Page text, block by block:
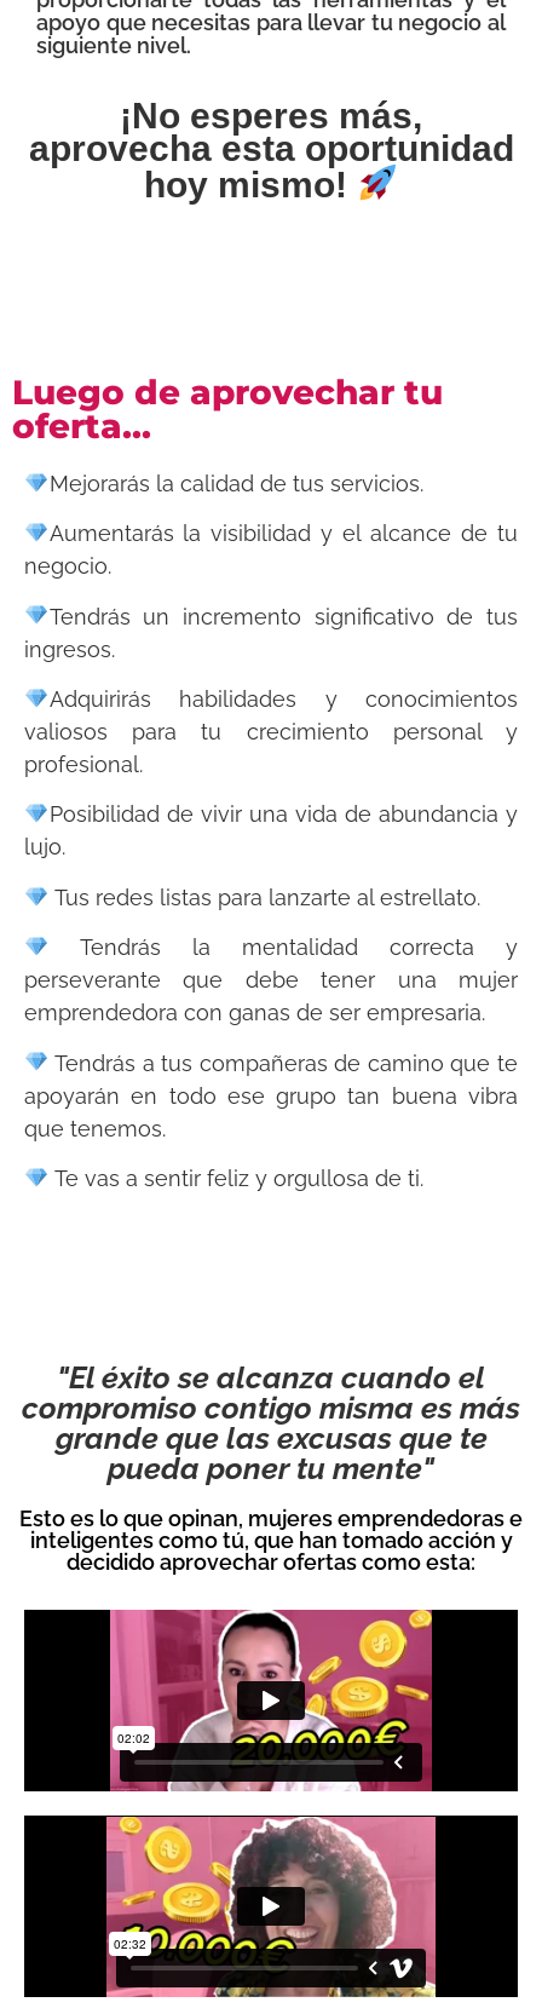
apoyo que necesitas para llevar tu negocio al
siguiente nivel.
¡No esperes más,
aprovecha esta oportunidad
hoy mismo!
Luego de aprovechar tu
oferta...
Mejorarás la calidad de tus servicios.
Aumentarás la visibilidad y el alcance de tu
negocio.
Tendrás un incremento significativo de tus
ingresos.
Adquirirás habilidades y conocimientos
valiosos para tu crecimiento personal y
profesional.
Posibilidad de vivir una vida de abundancia y
lujo.
Tus redes listas para lanzarte al estrellato.
Tendrás la mentalidad correcta y
perseverante que debe tener una mujer
emprendedora con ganas de ser empresaria.
Tendrás a tus compañeras de camino que te
apoyarán en todo ese grupo tan buena vibra
que tenemos.
Te vas a sentir feliz y orgullosa de ti.
"El éxito se alcanza cuando el
compromiso contigo misma es más
grande que las excusas que te
pueda poner tu mente"
Esto es lo que opinan, mujeres emprendedoras e
inteligentes como tú, que han tomado acción y
decidido aprovechar ofertas como esta: